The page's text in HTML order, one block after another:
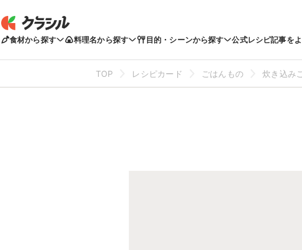
食材から探す 料理名から探す 目的・シーンから探す 公式レシピ記事を
TOP レシピカード ごはんもの 炊き込み